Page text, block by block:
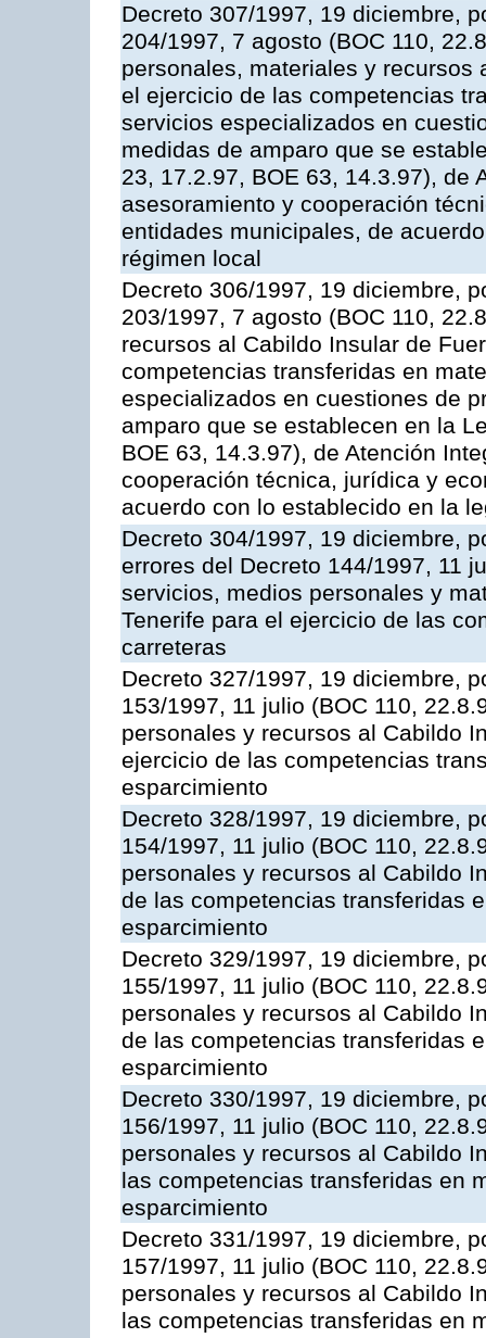
Decreto 307/1997, 19 diciembre,
204/1997, 7 agosto (BOC 110,
personales, materiales y recursos
el ejercicio de las competencias
servicios especializados en
medidas de amparo que se
23, 17.2.97, BOE 63, 14.3.97), de
asesoramiento y cooperación
entidades municipales, de
régimen local
Decreto 306/1997, 19 diciembre,
203/1997, 7 agosto (BOC 110,
recursos al Cabildo Insular de
competencias transferidas en
especializados en cuestiones de
amparo que se establecen en la
BOE 63, 14.3.97), de Atención
cooperación técnica, jurídica y
acuerdo con lo establecido en la
Decreto 304/1997, 19 diciembre,
errores del Decreto 144/1997, 11
servicios, medios personales y
Tenerife para el ejercicio de las
carreteras
Decreto 327/1997, 19 diciembre,
153/1997, 11 julio (BOC 110,
personales y recursos al Cabildo
ejercicio de las competencias
esparcimiento
Decreto 328/1997, 19 diciembre,
154/1997, 11 julio (BOC 110,
personales y recursos al Cabildo
de las competencias transferidas
esparcimiento
Decreto 329/1997, 19 diciembre,
155/1997, 11 julio (BOC 110,
personales y recursos al Cabildo
de las competencias transferidas
esparcimiento
Decreto 330/1997, 19 diciembre,
156/1997, 11 julio (BOC 110,
personales y recursos al Cabildo
las competencias transferidas en
esparcimiento
Decreto 331/1997, 19 diciembre,
157/1997, 11 julio (BOC 110,
personales y recursos al Cabildo
las competencias transferidas en